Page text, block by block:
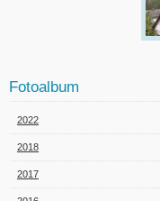
Fotoalbum
2022
2018
2017